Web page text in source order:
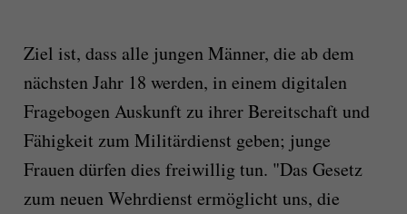
Ziel ist, dass alle jungen Männer, die ab dem
nächsten Jahr 18 werden, in einem digitalen
Fragebogen Auskunft zu ihrer Bereitschaft und
Fähigkeit zum Militärdienst geben; junge
Frauen dürfen dies freiwillig tun. "Das Gesetz
zum neuen Wehrdienst ermöglicht uns, die